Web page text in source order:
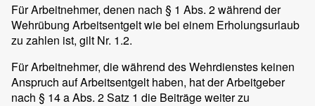
Für Arbeitnehmer, denen nach § 1 Abs. 2 während der
Wehrübung Arbeitsentgelt wie bei einem Erholungsurlaub
zu zahlen ist, gilt Nr. 1.2.
Für Arbeitnehmer, die während des Wehrdienstes keinen
Anspruch auf Arbeitsentgelt haben, hat der Arbeitgeber
nach § 14 a Abs. 2 Satz 1 die Beiträge weiter zu